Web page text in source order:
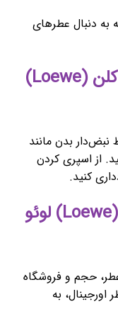
به دنبال عطرهای
راهنمای استفاده از عطر و ادکلن (Loewe)
نبض‌دار بدن مانند
از اسپری کردن
کنید.
قیمت و خرید عطر و ادکلن (Loewe) لوئو
حجم و فروشگاه
به